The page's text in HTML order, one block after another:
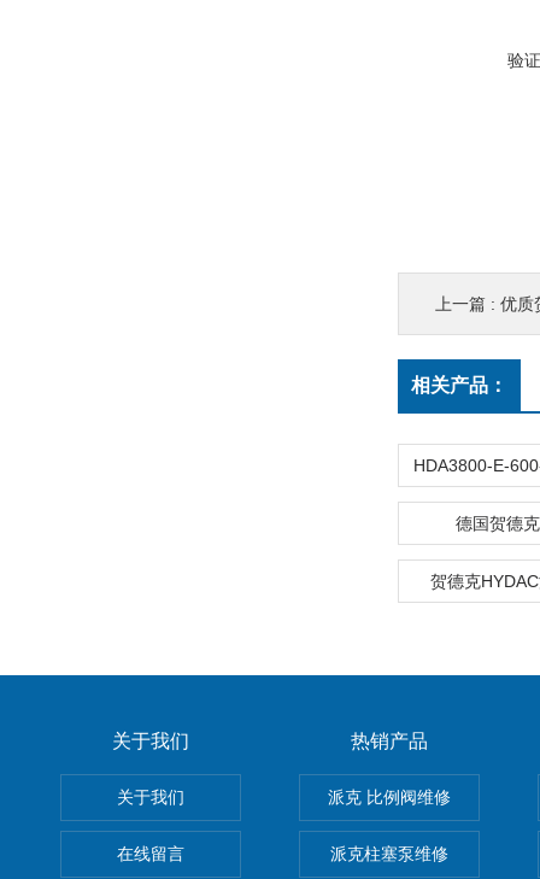
验
上一篇 : 优质
相关产品：
德国贺德
贺德克
关于我们
关于我们
在线留言
热销产品
派克 比例阀维修
派克柱塞泵维修